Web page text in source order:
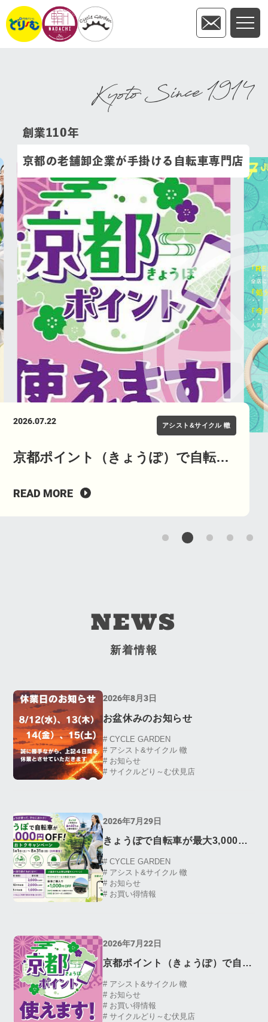
創業110年
京都の老舗卸企業が手掛ける自転車専門店
Kyoto Since 1914
2026.07.29 CYCLE GARDEN
きょうぽで自転車が最大3,000円OFF
定】｜京都 サイクルどり～む、アシ
READ MORE
2026.07.22 アシスト&サイクル 轍
京都ポイント（きょうぽ）で自転車
サイクルどりーむ、アシスト＆サイ
READ MORE
2026.07.11 CYCLE GARDEN
【Re:STORE始動記念】LINE登録＆
動自転車もお得に！
READ MORE
2026.07.05 CYCLE GARDEN
免許返納後の一台に。京都の自転車
スト自転車おすすめ６選
READ MORE
2026.06.29 CYCLE GARDEN
待望の復活。SURLY
ー）予約受付中｜京都・関西・大
READ MORE
NEWS
新着情報
2026年8月3日
お盆休みのお知らせ
# CYCLE GARDEN
# アシスト&サイクル 轍
# お知らせ
# サイクルどり～む伏見店
2026年7月29日
きょうぽで自転車が最大3,000円
OFF｜京もおトクキャンペーン
【8月限定】｜京都 サイクルどり
～む、アシスト＆サイクル轍、サ
# CYCLE GARDEN
# アシスト&サイクル 轍
# お知らせ
# お買い得情報
2026年7月22日
京都ポイント（きょうぽ）で自転
車が買える！修理・ヘルメットも
OK｜サイクルどりーむ、アシス
ト＆サイクル轍、サイクルガーデ
# アシスト&サイクル 轍
# お知らせ
# お買い得情報
# サイクルどり～む伏見店